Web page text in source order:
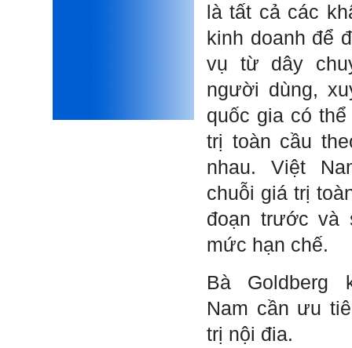
là tất cả các
kinh doanh để
vụ từ dây
người dùng,
quốc gia có
trị toàn cầu
nhau. Việt
chuỗi giá trị
đoạn trước và
mức hạn chế.
Bà Goldberg
Nam cần ưu
trị nội đia.